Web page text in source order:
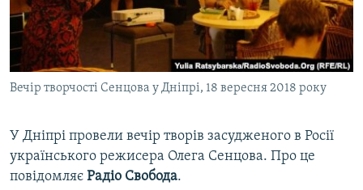
ВІДЕОУРОКИ «ELIFBE»
СВІДЧЕННЯ ОКУПАЦІЇ
УКРАЇНСЬКА ПРОБЛЕМА КРИМУ
ІНФОГРАФІКА
Русский
Qırımtatar
ДОЛУЧАЙСЯ!
Усі сайти RFE/RL
Вечір творчості Сенцова у Дніпрі, 18 вересня 2018 року
У Дніпрі провели вечір творів засудженого в Росії
українського режисера Олега Сенцова. Про це
повідомляє Радіо Свобода.